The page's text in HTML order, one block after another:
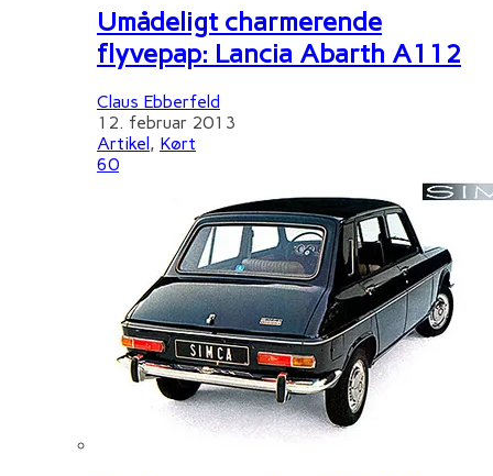
Umådeligt charmerende
flyvepap: Lancia Abarth A112
Claus Ebberfeld
12. februar 2013
Artikel, Kørt
60